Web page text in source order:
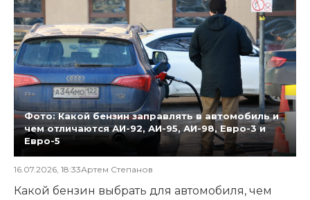
Фото: Какой бензин заправлять в автомобиль и
чем отличаются АИ-92, АИ-95, АИ-98, Евро-3 и
Евро-5
16.07.2026, 18:33Артем Степанов
Какой бензин выбрать для автомобиля, чем